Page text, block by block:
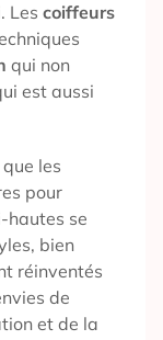
Les coiffeurs
qui non
est aussi
les
pour
hautes se
bien
réinventés
de
et de la